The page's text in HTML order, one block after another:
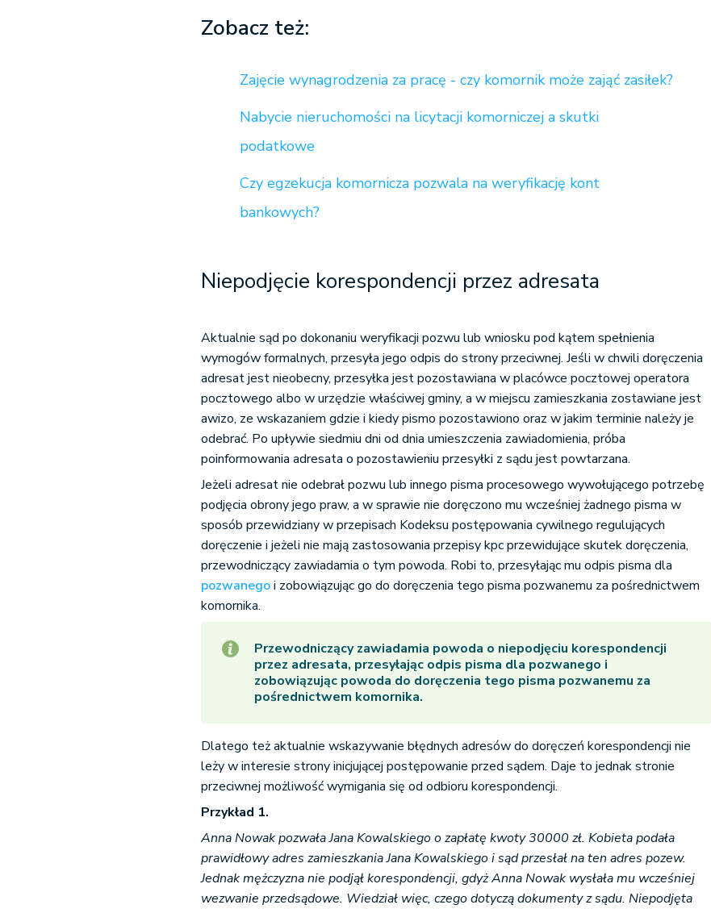
Zobacz też:
Zajęcie wynagrodzenia za pracę - czy komornik może zająć zasiłek?
Nabycie nieruchomości na licytacji komorniczej a skutki
podatkowe
Czy egzekucja komornicza pozwala na weryfikację kont
bankowych?
Niepodjęcie korespondencji przez adresata
Aktualnie sąd po dokonaniu weryfikacji pozwu lub wniosku pod kątem spełnienia
wymogów formalnych, przesyła jego odpis do strony przeciwnej. Jeśli w chwili doręczenia
adresat jest nieobecny, przesyłka jest pozostawiana w placówce pocztowej operatora
pocztowego albo w urzędzie właściwej gminy, a w miejscu zamieszkania zostawiane jest
awizo, ze wskazaniem gdzie i kiedy pismo pozostawiono oraz w jakim terminie należy je
odebrać. Po upływie siedmiu dni od dnia umieszczenia zawiadomienia, próba
poinformowania adresata o pozostawieniu przesyłki z sądu jest powtarzana.
Jeżeli adresat nie odebrał pozwu lub innego pisma procesowego wywołującego potrzebę
podjęcia obrony jego praw, a w sprawie nie doręczono mu wcześniej żadnego pisma w
sposób przewidziany w przepisach Kodeksu postępowania cywilnego regulujących
doręczenie i jeżeli nie mają zastosowania przepisy kpc przewidujące skutek doręczenia,
przewodniczący zawiadamia o tym powoda. Robi to, przesyłając mu odpis pisma dla
pozwanegoi zobowiązując go do doręczenia tego pisma pozwanemu za pośrednictwem
komornika.
Przewodniczący zawiadamia powoda o niepodjęciu korespondencji
przez adresata, przesyłając odpis pisma dla pozwanego i
zobowiązując powoda do doręczenia tego pisma pozwanemu za
pośrednictwem komornika.
Dlatego też aktualnie wskazywanie błędnych adresów do doręczeń korespondencji nie
leży w interesie strony inicjującej postępowanie przed sądem. Daje to jednak stronie
przeciwnej możliwość wymigania się od odbioru korespondencji.
Przykład 1.
Anna Nowak pozwała Jana Kowalskiego o zapłatę kwoty 30000 zł. Kobieta podała
prawidłowy adres zamieszkania Jana Kowalskiego i sąd przesłał na ten adres pozew.
Jednak mężczyzna nie podjął korespondencji, gdyż Anna Nowak wysłała mu wcześniej
wezwanie przedsądowe. Wiedział więc, czego dotyczą dokumenty z sądu. Niepodjęta